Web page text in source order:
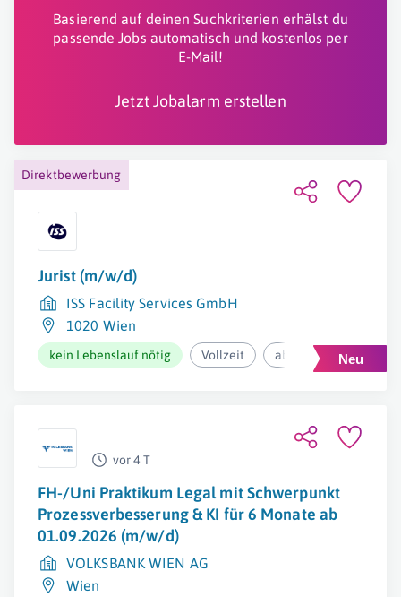
Basierend auf deinen Suchkriterien erhälst du
passende Jobs automatisch und kostenlos per
E-Mail!
Jetzt Jobalarm erstellen
Direktbewerbung
Jurist (m/w/d)
ISS Facility Services GmbH
1020 Wien
kein Lebenslauf nötig Vollzeit ab 4.800€ pro Monat
vor 4 T
FH-/Uni Praktikum Legal mit Schwerpunkt
Prozessverbesserung & KI für 6 Monate ab
01.09.2026 (m/w/d)
VOLKSBANK WIEN AG
Wien